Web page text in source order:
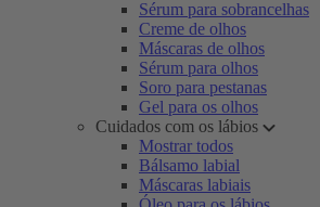
Sérum para sobrancelhas
Creme de olhos
Máscaras de olhos
Sérum para olhos
Soro para pestanas
Gel para os olhos
Cuidados com os lábios
Mostrar todos
Bálsamo labial
Máscaras labiais